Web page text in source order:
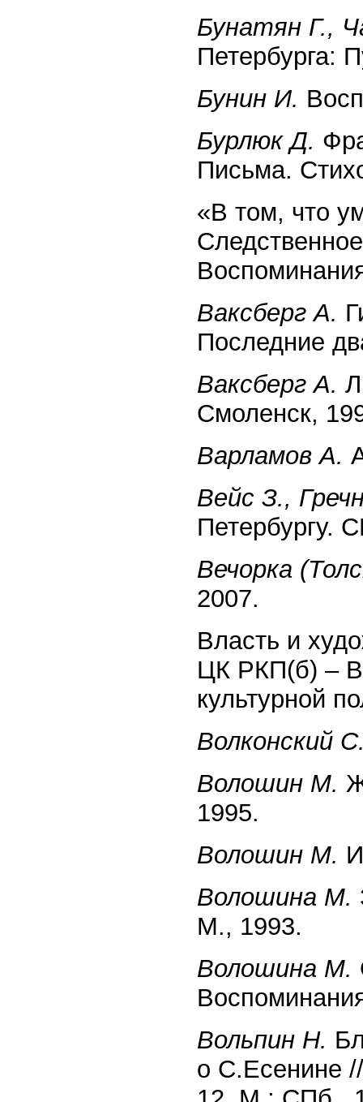
Бунатян Г.,
Петербурга:
Бунин И.
Бурлюк Д.
Письма.
«В том, что
Ваксберг А.
Последние
Ваксберг А.
Смоленск,
Варламов А.
Вейс З.,
Петербургу.
Вечорка
2007.
Власть и
ЦК РКП(б) –
культурной
Волконский
Волошин М.
1995.
Волошин М.
Волошина М.
М., 1993.
Волошина М.
Вольпин Н.
о С.Есенине